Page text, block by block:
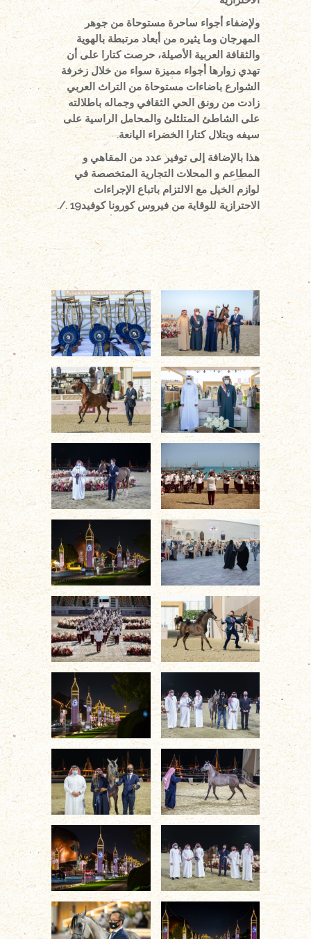
ولإضفاء أجواء ساحرة مستوحاة من جوهر
المهرجان وما يثيره من أبعاد مرتبطة بالهوية
والثقافة العربية الأصيلة، حرصت كتارا على أن
تهدي زوارها أجواء مميزة سواء من خلال زخرفة
الشوارع باضاءات مستوحاة من التراث العربي
زادت من رونق الحي الثقافي وجماله باطلالته
على الشاطئ المتلئلئ والمحامل الراسية على
سيفه وبتلال كتارا الخضراء اليانعة.
هذا بالإضافة إلى توفير عدد من المقاهي و
المطاعم و المحلات التجارية المتخصصة في
لوازم الخيل مع الالتزام باتباع الإجراءات
الاحترازية للوقاية من فيروس كورونا كوفيد19 ./.